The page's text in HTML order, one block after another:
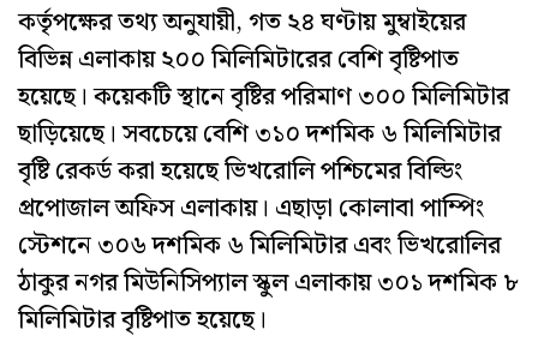
কর্তৃপক্ষের তথ্য অনুযায়ী, গত ২৪ ঘণ্টায় মুম্বাইয়ের
বিভিন্ন এলাকায় ২০০ মিলিমিটারের বেশি বৃষ্টিপাত
হয়েছে। কয়েকটি স্থানে বৃষ্টির পরিমাণ ৩০০ মিলিমিটার
ছাড়িয়েছে। সবচেয়ে বেশি ৩১০ দশমিক ৬ মিলিমিটার
বৃষ্টি রেকর্ড করা হয়েছে ভিখরোলি পশ্চিমের বিল্ডিং
প্রপোজাল অফিস এলাকায়। এছাড়া কোলাবা পাম্পিং
স্টেশনে ৩০৬ দশমিক ৬ মিলিমিটার এবং ভিখরোলির
ঠাকুর নগর মিউনিসিপ্যাল স্কুল এলাকায় ৩০১ দশমিক ৮
মিলিমিটার বৃষ্টিপাত হয়েছে।